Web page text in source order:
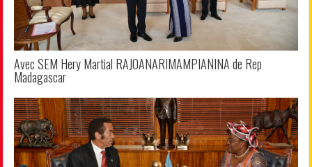
Avec SEM Hery Martial RAJOANARIMAMPIANINA de Rep
Madagascar